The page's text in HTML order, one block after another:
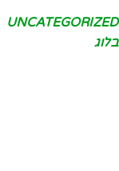
UNCATEGORIZED
בלוג